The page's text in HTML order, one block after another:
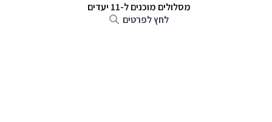
מסלולים מוכנים ל-11 יעדים
לחץ לפרטים